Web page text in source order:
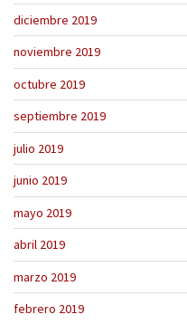
diciembre 2019
noviembre 2019
octubre 2019
septiembre 2019
julio 2019
junio 2019
mayo 2019
abril 2019
marzo 2019
febrero 2019